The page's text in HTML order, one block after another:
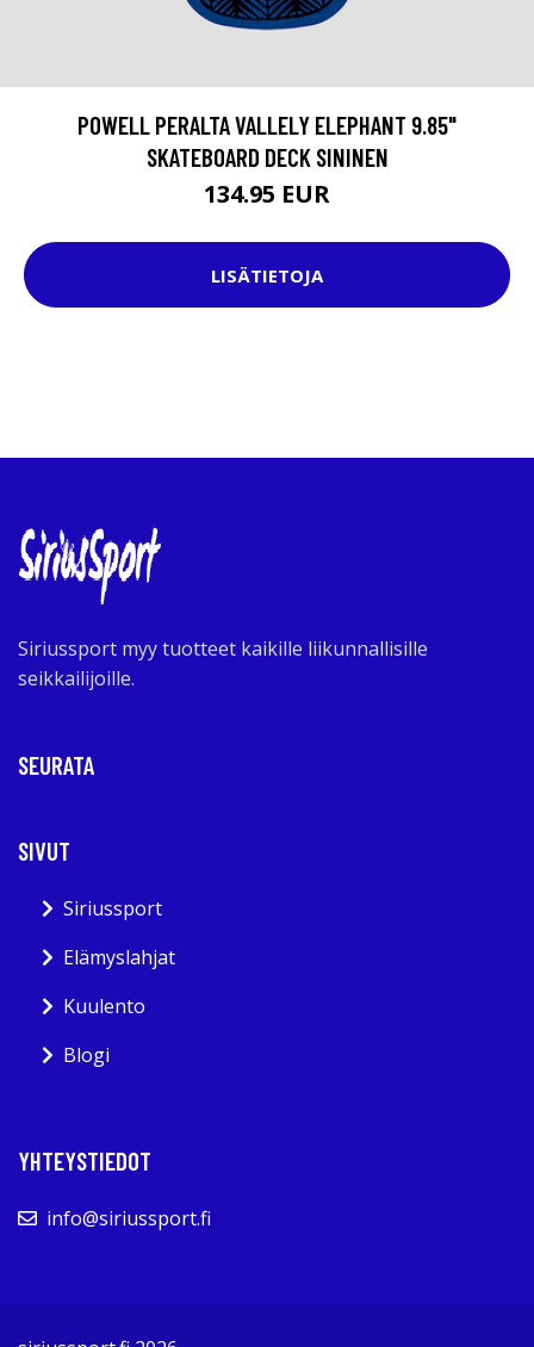
POWELL PERALTA VALLELY ELEPHANT 9.85"
SKATEBOARD DECK SININEN
134.95 EUR
LISÄTIETOJA
Siriussport myy tuotteet kaikille liikunnallisille
seikkailijoille.
SEURATA
SIVUT
Siriussport
Elämyslahjat
Kuulento
Blogi
YHTEYSTIEDOT
info@siriussport.fi